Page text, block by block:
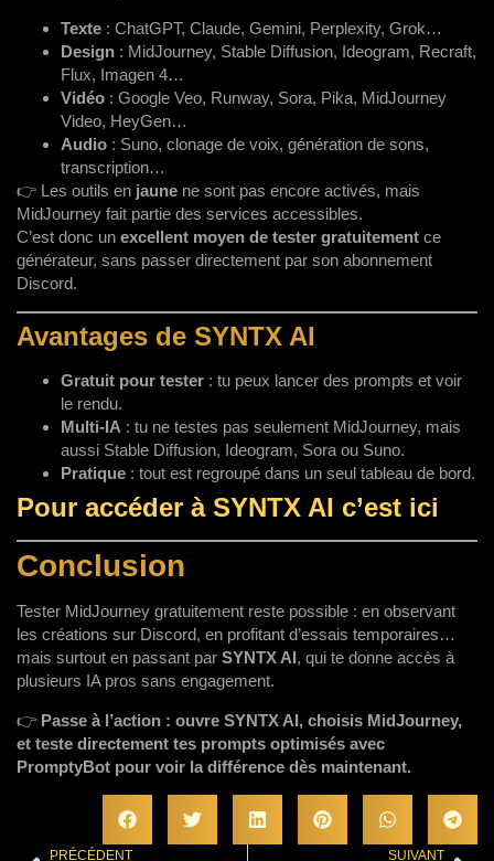
Texte : ChatGPT, Claude, Gemini, Perplexity, Grok…
Design : MidJourney, Stable Diffusion, Ideogram, Recraft,
Flux, Imagen 4…
Vidéo : Google Veo, Runway, Sora, Pika, MidJourney
Video, HeyGen…
Audio : Suno, clonage de voix, génération de sons,
transcription…
👉 Les outils en jaune ne sont pas encore activés, mais
MidJourney fait partie des services accessibles.
C’est donc un excellent moyen de tester gratuitement ce
générateur, sans passer directement par son abonnement
Discord.
Avantages de SYNTX AI
Gratuit pour tester : tu peux lancer des prompts et voir
le rendu.
Multi-IA : tu ne testes pas seulement MidJourney, mais
aussi Stable Diffusion, Ideogram, Sora ou Suno.
Pratique : tout est regroupé dans un seul tableau de bord.
Pour accéder à SYNTX AI c’est ici
Conclusion
Tester MidJourney gratuitement reste possible : en observant
les créations sur Discord, en profitant d’essais temporaires…
mais surtout en passant par SYNTX AI, qui te donne accès à
plusieurs IA pros sans engagement.
👉 Passe à l’action : ouvre SYNTX AI, choisis MidJourney,
et teste directement tes prompts optimisés avec
PromptyBot pour voir la différence dès maintenant.
PRÉCÉDENT SUIVANT